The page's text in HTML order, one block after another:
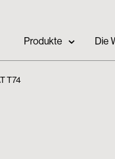
Produkte Die
T74